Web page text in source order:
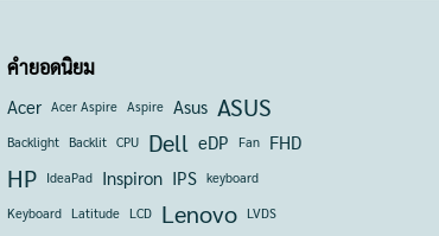
คำยอดนิยม
Acer Acer Aspire Aspire Asus ASUS
Backlight Backlit CPU Dell eDP Fan FHD
HP IdeaPad Inspiron IPS keyboard
Keyboard Latitude LCD Lenovo LVDS